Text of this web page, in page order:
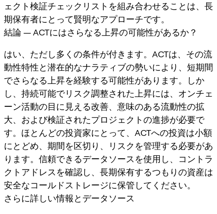
ェクト検証チェックリストを組み合わせることは、長
期保有者にとって賢明なアプローチです。
結論 — ACTにはさらなる上昇の可能性があるか？
はい、ただし多くの条件が付きます。ACTは、その流
動性特性と潜在的なナラティブの勢いにより、短期間
でさらなる上昇を経験する可能性があります。しか
し、持続可能でリスク調整された上昇には、オンチェ
ーン活動の目に見える改善、意味のある流動性の拡
大、および検証されたプロジェクトの進捗が必要で
す。ほとんどの投資家にとって、ACTへの投資は小額
にとどめ、期間を区切り、リスクを管理する必要があ
ります。信頼できるデータソースを使用し、コントラ
クトアドレスを確認し、長期保有するつもりの資産は
安全なコールドストレージに保管してください。
さらに詳しい情報とデータソース